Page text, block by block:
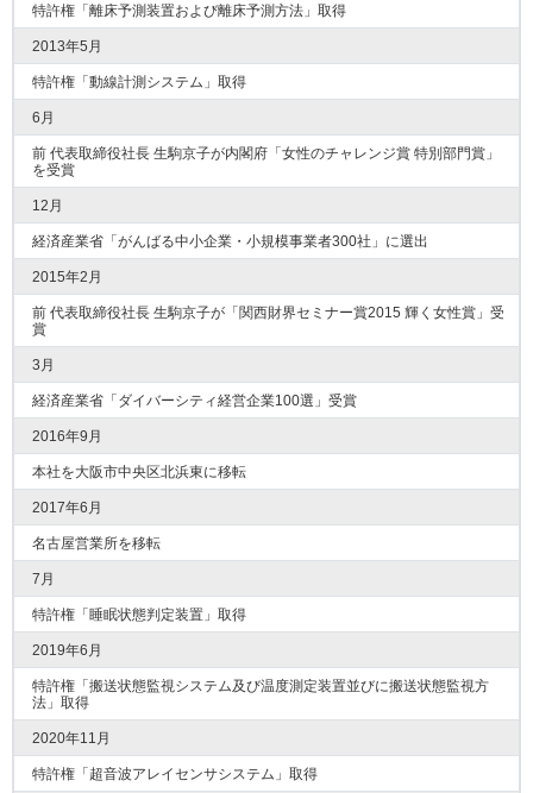
特許権「離床予測装置および離床予測方法」取得
2013年5月
特許権「動線計測システム」取得
6月
前 代表取締役社長 生駒京子が内閣府「女性のチャレンジ賞 特別部門賞」
を受賞
12月
経済産業省「がんばる中小企業・小規模事業者300社」に選出
2015年2月
前 代表取締役社長 生駒京子が「関西財界セミナー賞2015 輝く女性賞」受
賞
3月
経済産業省「ダイバーシティ経営企業100選」受賞
2016年9月
本社を大阪市中央区北浜東に移転
2017年6月
名古屋営業所を移転
7月
特許権「睡眠状態判定装置」取得
2019年6月
特許権「搬送状態監視システム及び温度測定装置並びに搬送状態監視方
法」取得
2020年11月
特許権「超音波アレイセンサシステム」取得